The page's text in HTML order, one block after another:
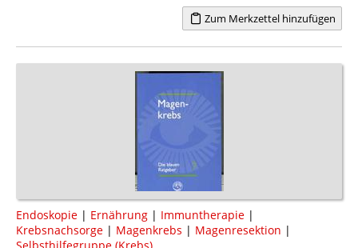
Zum Merkzettel hinzufügen
Endoskopie | Ernährung | Immuntherapie |
Krebsnachsorge | Magenkrebs | Magenresektion |